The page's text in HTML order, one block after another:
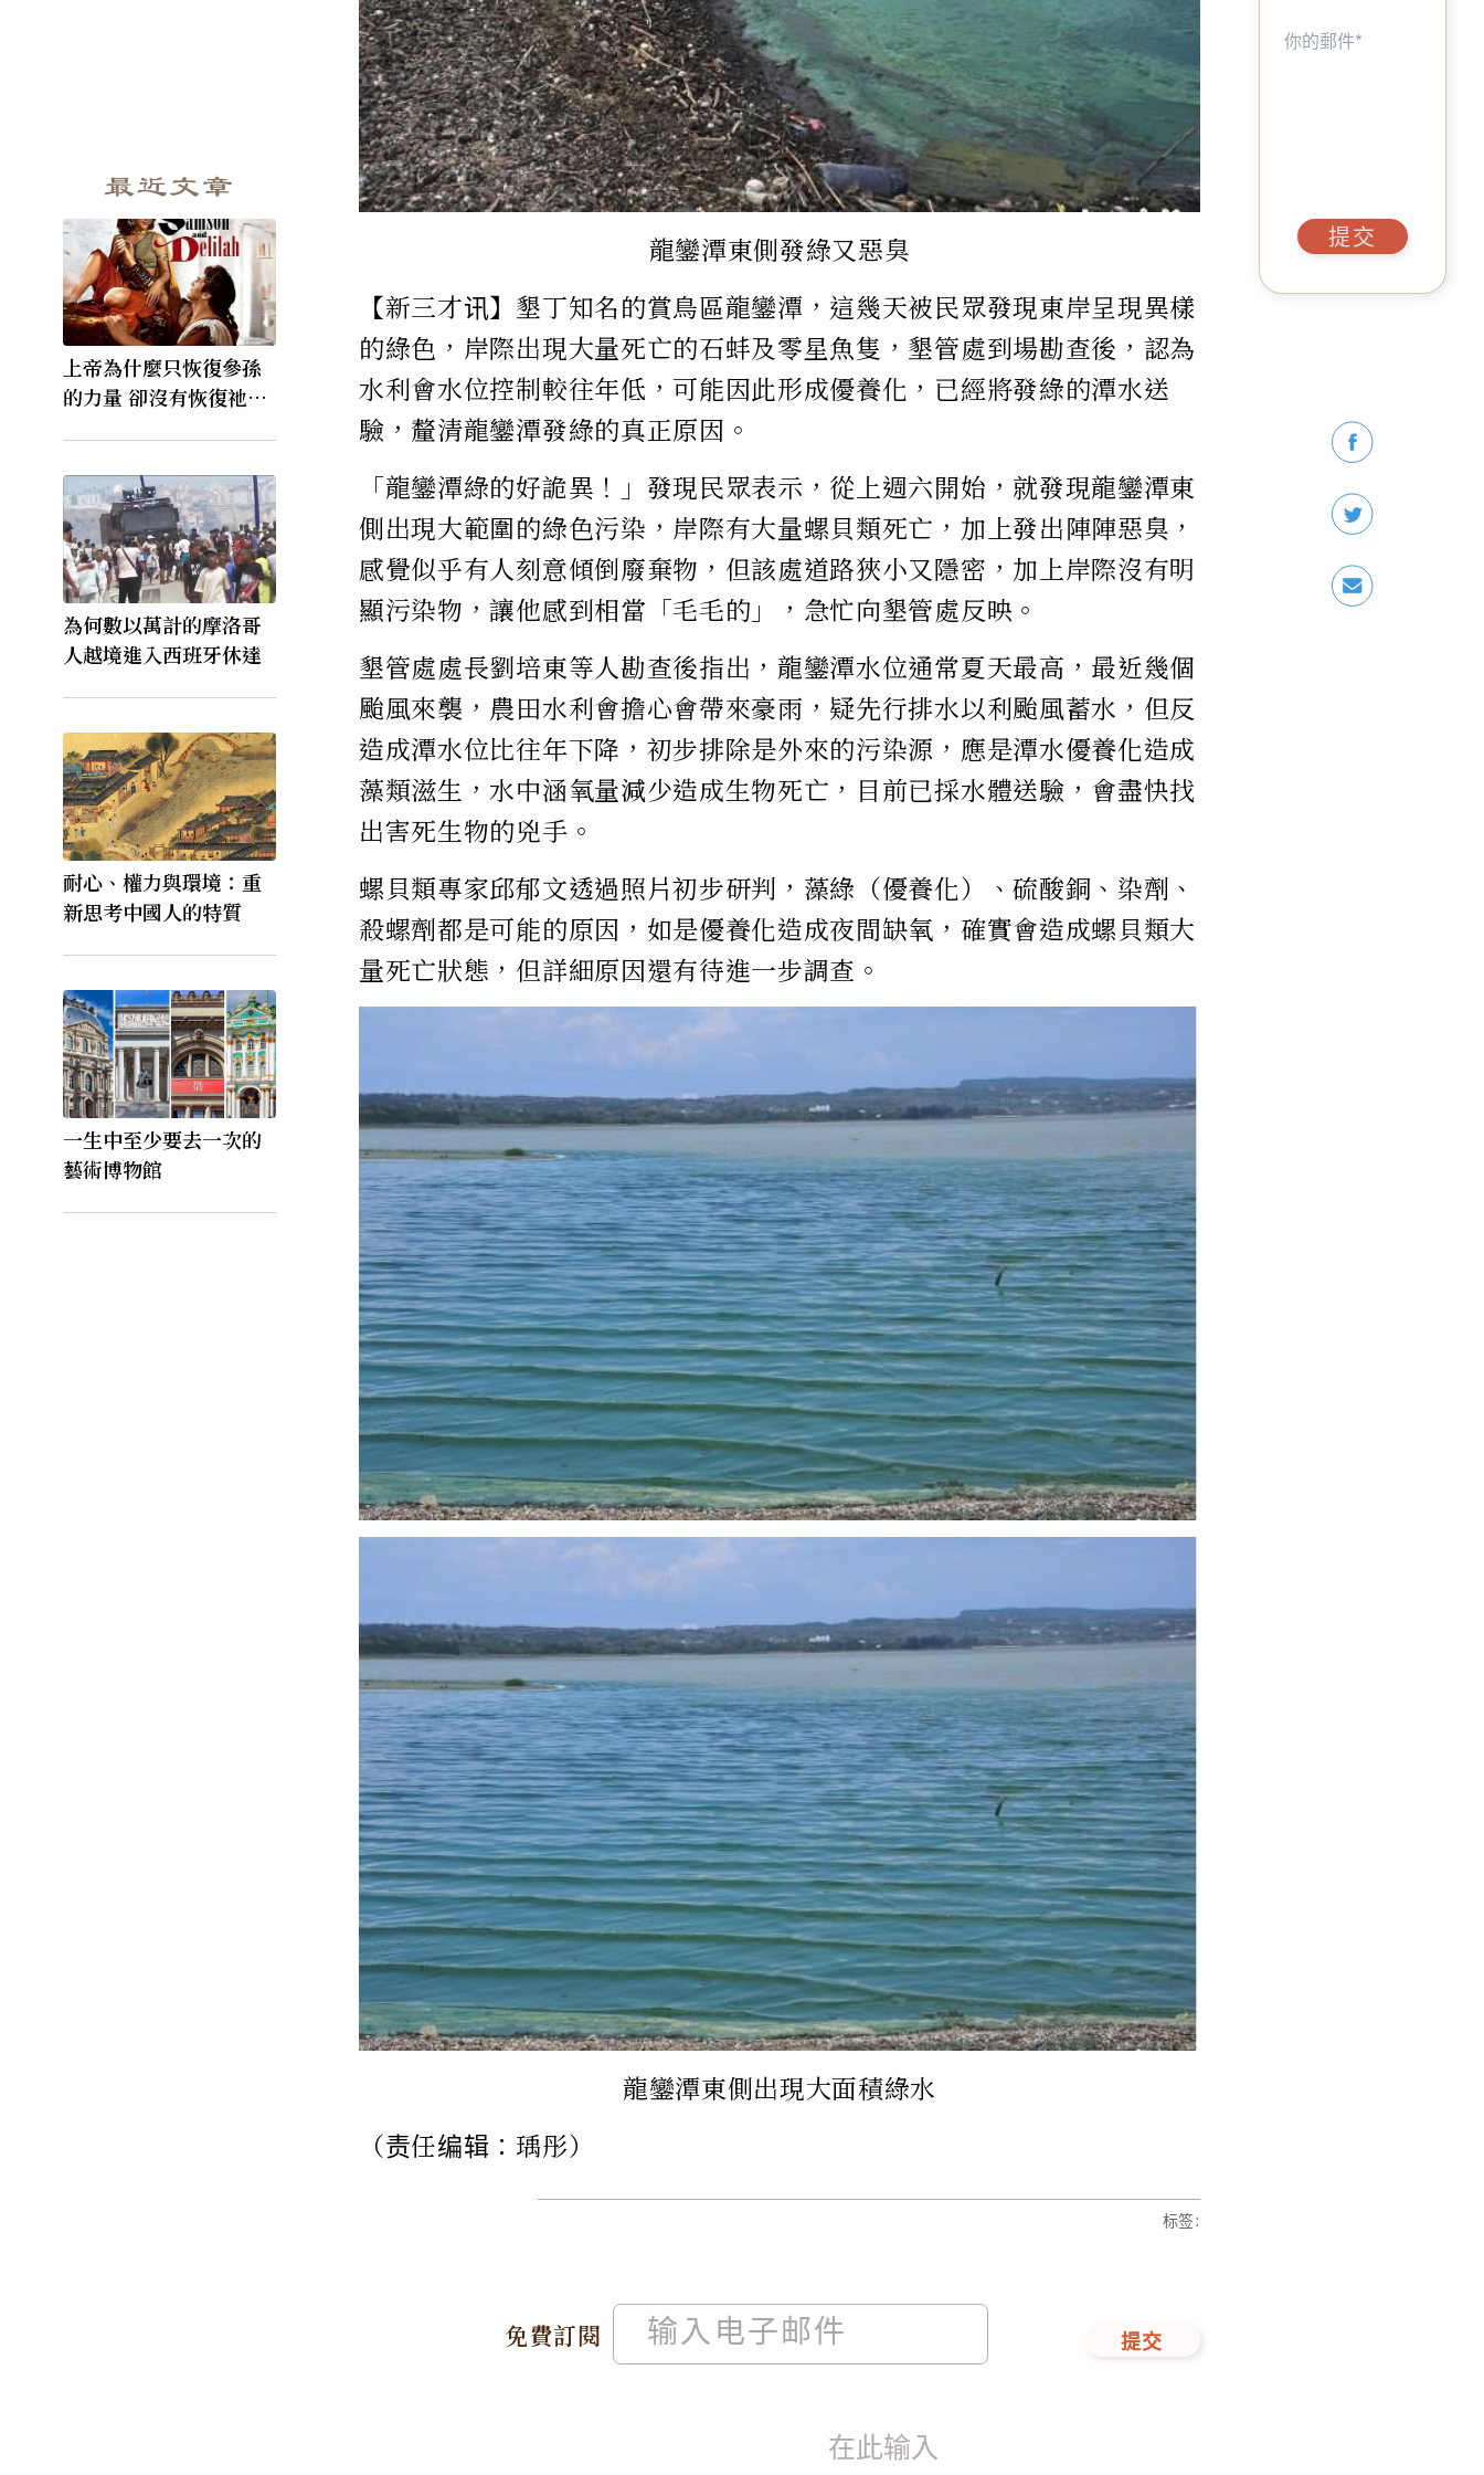
最近文章
上帝為什麼只恢復參孫
的力量 卻沒有恢復祂的
為何數以萬計的摩洛哥
人越境進入西班牙休達
耐心、權力與環境：重
新思考中國人的特質
一生中至少要去一次的
藝術博物館
龍鑾潭東側發綠又惡臭
【新三才讯】墾丁知名的賞鳥區龍鑾潭，這幾天被民眾發現東岸呈現異樣
的綠色，岸際出現大量死亡的石蚌及零星魚隻，墾管處到場勘查後，認為
水利會水位控制較往年低，可能因此形成優養化，已經將發綠的潭水送
驗，釐清龍鑾潭發綠的真正原因。
「龍鑾潭綠的好詭異！」發現民眾表示，從上週六開始，就發現龍鑾潭東
側出現大範圍的綠色污染，岸際有大量螺貝類死亡，加上發出陣陣惡臭，
感覺似乎有人刻意傾倒廢棄物，但該處道路狹小又隱密，加上岸際沒有明
顯污染物，讓他感到相當「毛毛的」，急忙向墾管處反映。
墾管處處長劉培東等人勘查後指出，龍鑾潭水位通常夏天最高，最近幾個
颱風來襲，農田水利會擔心會帶來豪雨，疑先行排水以利颱風蓄水，但反
造成潭水位比往年下降，初步排除是外來的污染源，應是潭水優養化造成
藻類滋生，水中涵氧量減少造成生物死亡，目前已採水體送驗，會盡快找
出害死生物的兇手。
螺貝類專家邱郁文透過照片初步研判，藻綠（優養化）、硫酸銅、染劑、
殺螺劑都是可能的原因，如是優養化造成夜間缺氧，確實會造成螺貝類大
量死亡狀態，但詳細原因還有待進一步調查。
龍鑾潭東側出現大面積綠水
（责任编辑：瑀彤）
免費訂閱 提交
标签:
提交